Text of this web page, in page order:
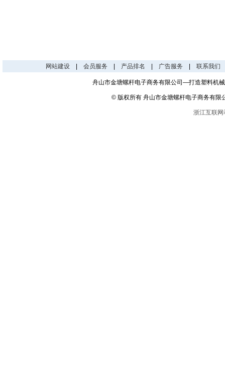
网站建设 会员服务 产品排名 广告服务 联系我们
舟山市金塘螺杆电子商务有限公司—打造塑料机
© 版权所有 舟山市金塘螺杆电子商务有
浙江互联网